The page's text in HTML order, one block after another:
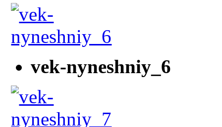
vek-nyneshniy_6